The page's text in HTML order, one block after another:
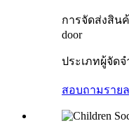
การจัดส่งสิน
door
ประเภทผู้จัด
สอบถามราย